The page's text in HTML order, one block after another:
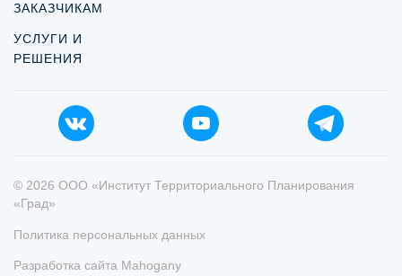
ЗАКАЗЧИКАМ
УСЛУГИ И
РЕШЕНИЯ
© 2026 ООО «Институт Территориального Планирования
«Град»
Политика персональных данных
Разработка сайта Mahogany